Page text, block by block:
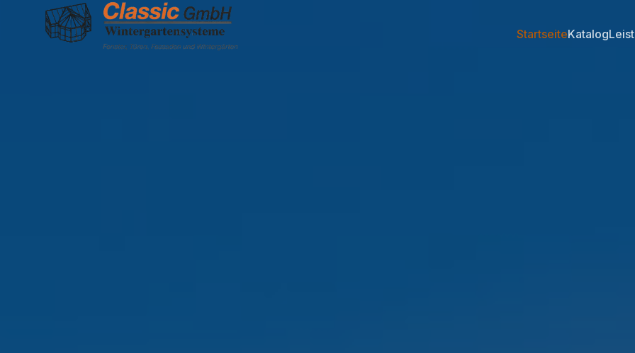
StartseiteKatalog